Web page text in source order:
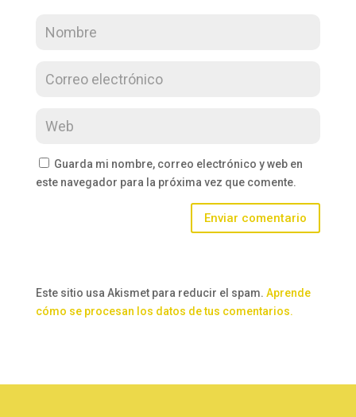
Guarda mi nombre, correo electrónico y web en
este navegador para la próxima vez que comente.
Enviar comentario
Este sitio usa Akismet para reducir el spam. Aprende
cómo se procesan los datos de tus comentarios.